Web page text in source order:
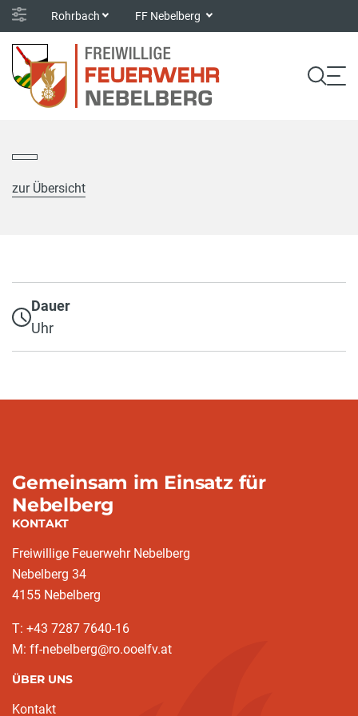
Rohrbach FF Nebelberg
zur Übersicht
Dauer
Uhr
Gemeinsam im Einsatz für
Nebelberg
KONTAKT
Freiwillige Feuerwehr Nebelberg
Nebelberg 34
4155 Nebelberg
T: +43 7287 7640-16
M: ff-nebelberg@ro.ooelfv.at
ÜBER UNS
Kontakt